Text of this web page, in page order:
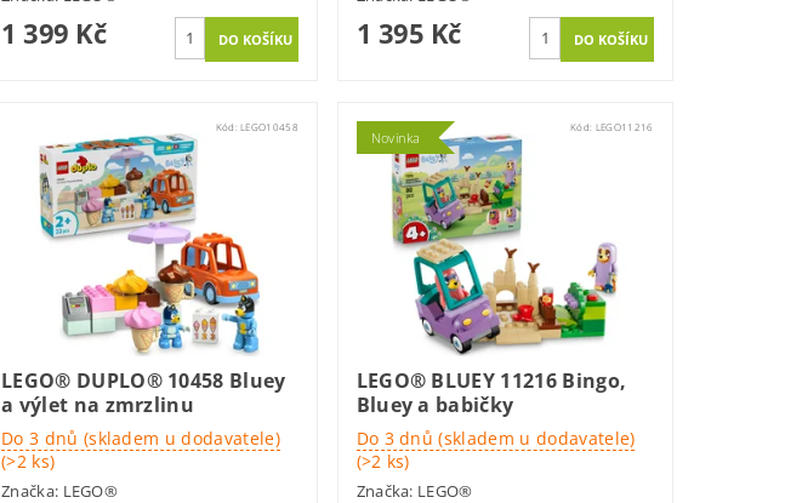
1 399 Kč 1 395 Kč
Kód:LEGO10458
LEGO® DUPLO® 10458 Bluey
a výlet na zmrzlinu
Do 3 dnů (skladem u dodavatele)
(>2 ks)
Značka: LEGO®
Novinka
Kód: LEGO11216
LEGO® BLUEY 11216 Bingo,
Bluey a babičky
Do 3 dnů (skladem u dodavatele)
(>2 ks)
Značka: LEGO®